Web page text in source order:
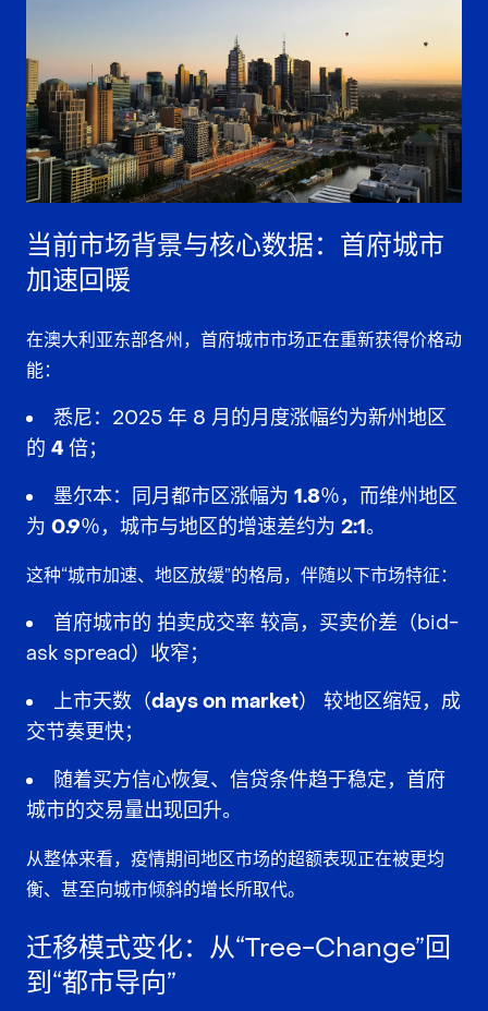
当前市场背景与核心数据：首府城市
加速回暖
在澳大利亚东部各州，首府城市市场正在重新获得价格动
能：
悉尼：2025 年 8 月的月度涨幅约为新州地区
的 4 倍；
墨尔本：同月都市区涨幅为 1.8％，而维州地区
为 0.9％，城市与地区的增速差约为 2:1。
这种“城市加速、地区放缓”的格局，伴随以下市场特征：
首府城市的 拍卖成交率 较高，买卖价差（bid-
ask spread）收窄；
上市天数（days on market）
较地区缩短，成
交节奏更快；
随着买方信心恢复、信贷条件趋于稳定，首府
城市的交易量出现回升。
从整体来看，疫情期间地区市场的超额表现正在被更均
衡、甚至向城市倾斜的增长所取代。
迁移模式变化：从“Tree-Change”回
到“都市导向”